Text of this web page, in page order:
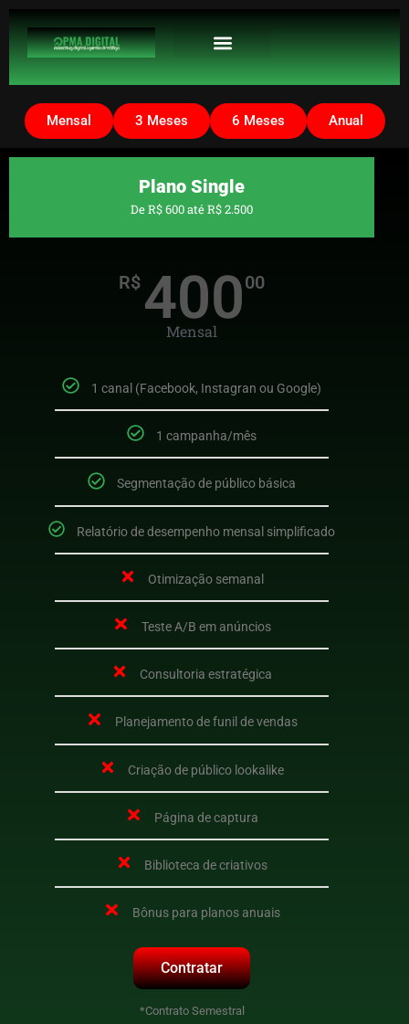
Mensal 3 Meses 6 Meses Anual
Plano Single
De R$ 600 até R$ 2.500
R$ 40000
Mensal
1 canal (Facebook, Instagran ou Google)
1 campanha/mês
Segmentação de público básica
Relatório de desempenho mensal simplificado
Otimização semanal
Teste A/B em anúncios
Consultoria estratégica
Planejamento de funil de vendas
Criação de público lookalike
Página de captura
Biblioteca de criativos
Bônus para planos anuais
Contratar
*Contrato Semestral